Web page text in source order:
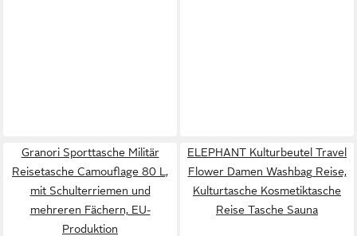
Granori Sporttasche Militär
Reisetasche Camouflage 80 L,
mit Schulterriemen und
mehreren Fächern, EU-
Produktion
ELEPHANT Kulturbeutel Travel
Flower Damen Washbag Reise,
Kulturtasche Kosmetiktasche
Reise Tasche Sauna